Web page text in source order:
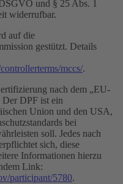
und § 25 Abs. 1
widerrufbar.
auf die
gestützt. Details
mccs/.
nach dem „EU-
DPF ist ein
Union und den USA,
bei
soll. Jedes nach
sich, diese
Informationen hierzu
Link:
participant/5780.